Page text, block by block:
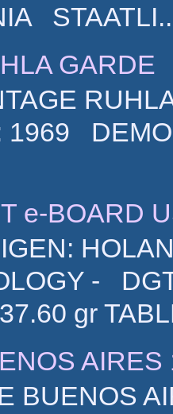
GARDE
1969
e-BOARD
-
gr
BUENOS